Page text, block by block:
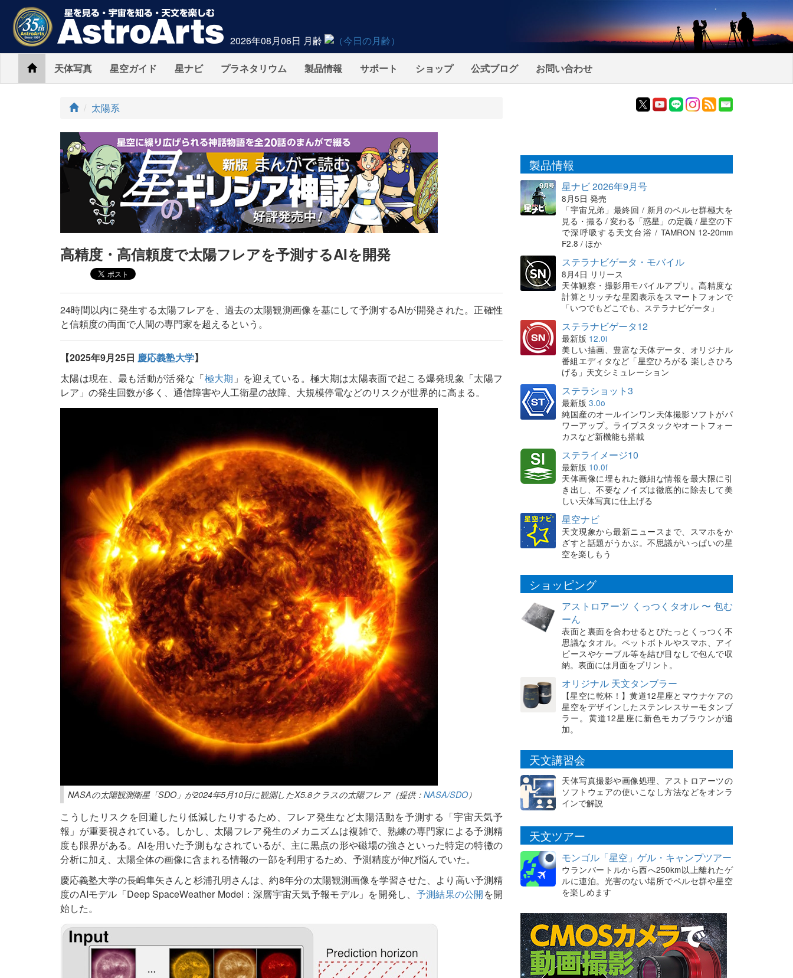
2026年08月06日 月齢
Home天体写真 星空ガイド 星ナビ プラネタリウム 製品情報 サポート ショップ 公式ブログ お問い合わせ
ト
プ
太陽系
高精度・高信頼度で太陽フレアを予測するAIを開発
24時間以内に発生する太陽フレアを、過去の太陽観測画像を基にして予測するAIが開発された。正確性
と信頼度の両面で人間の専門家を超えるという。
【2025年9月25日 慶応義塾大学】
太陽は現在、最も活動が活発な「極大期 」を迎えている。極大期は太陽表面で起こる爆発現象「太陽フ
レア」の発生回数が多く、通信障害や人工衛星の故障、大規模停電などのリスクが世界的に高まる。
NASAの太陽観測衛星「SDO」が2024年5月10日に観測したX5.8クラスの太陽フレア（提供：NASA/SDO）
こうしたリスクを回避したり低減したりするため、フレア発生など太陽活動を予測する「宇宙天気予
報」が重要視されている。しかし、太陽フレア発生のメカニズムは複雑で、熟練の専門家による予測精
度も限界がある。AIを用いた予測もなされているが、主に黒点の形や磁場の強さといった特定の特徴の
分析に加え、太陽全体の画像に含まれる情報の一部を利用するため、予測精度が伸び悩んでいた。
慶応義塾大学の長嶋隼矢さんと杉浦孔明さんは、約8年分の太陽観測画像を学習させた、より高い予測精
度のAIモデル「Deep SpaceWeather Model：深層宇宙天気予報モデル」を開発し、 予測結果の公開を開
始した。
製品情報
星ナビ 2026年9月号
8月5日 発売
「宇宙兄弟」最終回 / 新月のペルセ群極大を
見る・撮る / 変わる「惑星」の定義 / 星空の下
で深呼吸する天文台浴 / TAMRON 12-20mm
F2.8 / ほか
ステラナビゲータ・モバイル
8月4日 リリース
天体観察・撮影用モバイルアプリ。高精度な
計算とリッチな星図表示をスマートフォンで
「いつでもどこでも、ステラナビゲータ」
ステラナビゲータ12
最新版 12.0i
美しい描画、豊富な天体データ、オリジナル
番組エディタなど「星空ひろがる 楽しさひろ
げる」天文シミュレーション
ステラショット3
最新版 3.0o
純国産のオールインワン天体撮影ソフトがパ
ワーアップ。ライブスタックやオートフォー
カスなど新機能も搭載
ステライメージ10
最新版 10.0f
天体画像に埋もれた微細な情報を最大限に引
き出し、不要なノイズは徹底的に除去して美
しい天体写真に仕上げる
星空ナビ
天文現象から最新ニュースまで、スマホをか
ざすと話題がうかぶ。不思議がいっぱいの星
空を楽しもう
ショッピング
アストロアーツ くっつくタオル 〜 包む
ーん
表面と裏面を合わせるとぴたっとくっつく不
思議なタオル。ペットボトルやスマホ、アイ
ピースやケーブル等を結び目なしで包んで収
納。表面には月面をプリント。
オリジナル 天文タンブラー
【星空に乾杯！】黄道12星座とマウナケアの
星空をデザインしたステンレスサーモタンブ
ラー。黄道12星座に新色モカブラウンが追
加。
天文講習会
天体写真撮影や画像処理、アストロアーツの
ソフトウェアの使いこなし方法などをオンラ
インで解説
天文ツアー
モンゴル「星空」ゲル・キャンプツアー
ウランバートルから西へ250km以上離れたゲ
ルに連泊。光害のない場所でペルセ群や星空
を楽しめます